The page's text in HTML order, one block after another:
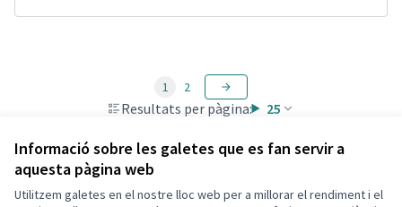
Informació sobre les galetes que es fan servir a
aquesta pàgina web
Utilitzem galetes en el nostre lloc web per a millorar el rendiment i el
Resultats per pàgina: 25
1 2
Termes i condicions d'ús